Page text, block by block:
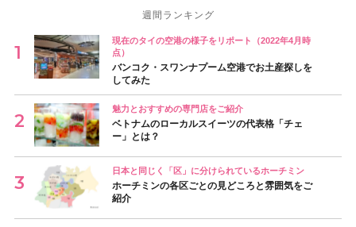
週間ランキング
現在のタイの空港の様子をリポート（2022年4月時
点）
バンコク・スワンナプーム空港でお土産探しを
してみた
魅力とおすすめの専門店をご紹介
ベトナムのローカルスイーツの代表格「チェ
ー」とは？
日本と同じく「区」に分けられているホーチミン
ホーチミンの各区ごとの見どころと雰囲気をご
紹介